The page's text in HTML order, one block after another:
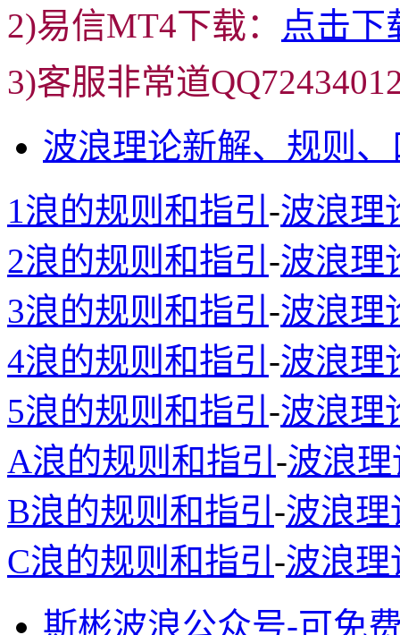
2)易信MT4下载： 点击下
3)客服非常道
波浪理论新解、规则
1浪的规则和指引 -波浪理
2浪的规则和指引 -波浪理
3浪的规则和指引 -波浪理
4浪的规则和指引 -波浪理
5浪的规则和指引 -波浪理
A浪的规则和指引 -波浪
B浪的规则和指引 -波浪
C浪的规则和指引 -波浪理
斯彬波浪公众号-可免